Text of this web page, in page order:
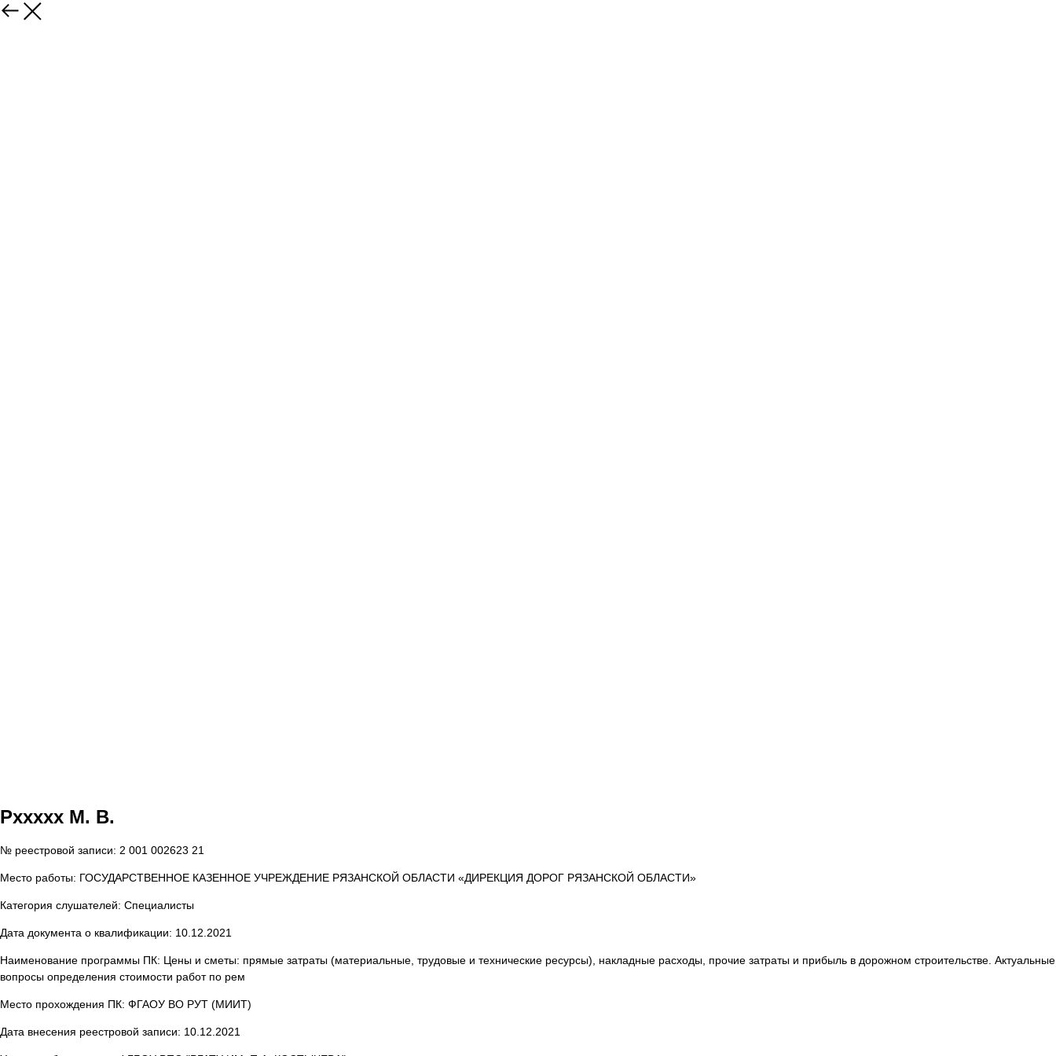
Рxxxxx М. В.
№ реестровой записи: 2 001 002623 21
Место работы: ГОСУДАРСТВЕННОЕ КАЗЕННОЕ УЧРЕЖДЕНИЕ РЯЗАНСКОЙ ОБЛАСТИ «ДИРЕКЦИЯ ДОРОГ РЯЗАНСКОЙ ОБЛАСТИ»
Категория слушателей: Специалисты
Дата документа о квалификации: 10.12.2021
Наименование программы ПК: Цены и сметы: прямые затраты (материальные, трудовые и технические ресурсы), накладные расходы, прочие затраты и прибыль в дорожном строительстве. Актуальные
вопросы определения стоимости работ по рем
Место прохождения ПК: ФГАОУ ВО РУТ (МИИТ)
Дата внесения реестровой записи: 10.12.2021